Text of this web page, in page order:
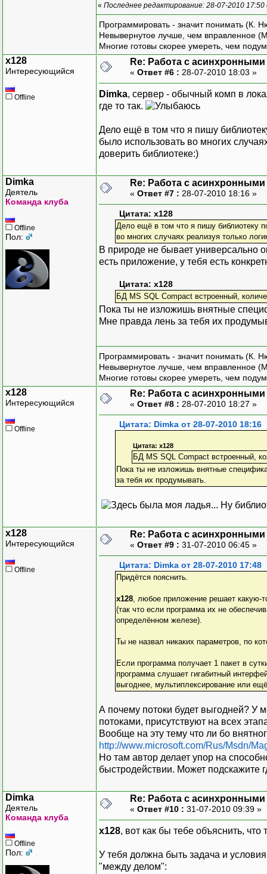
« Последнее редактирование: 28-07-2010
Программировать - значит понимать (К.
Невывернутое лучше, чем вправленное
Многие готовы скорее умереть, чем
x128
Интересующийся
Offline
Re: Работа с асинхронными
« Ответ #6 : 28-07-2010 18:03 »
Dimka, сервер - обычный комп в
где то так.
Дело ещё в том что я пишу
было использовать во многих
доверить библиотеке:)
Dimka
Деятель
Команда клуба
Offline
Пол:
Re: Работа с асинхронными
« Ответ #7 : 28-07-2010 18:16 »
Цитата: x128
Дело ещё в том что я пишу библиотеку
во многих случаях реализуя только
В природе не бывает универсально
есть приложение, у тебя есть
Цитата: x128
БД MS SQL Compact встроенный,
Пока ты не изложишь внятные
Мне правда лень за тебя их
Программировать - значит понимать (К.
Невывернутое лучше, чем вправленное
Многие готовы скорее умереть, чем
x128
Интересующийся
Offline
Re: Работа с асинхронными
« Ответ #8 : 28-07-2010 18:27 »
Цитата: Dimka от 28-07-2010 18:16
Цитата: x128
БД MS SQL Compact встроенный,
Пока ты не изложишь внятные
за тебя их продумывать.
Ну
x128
Интересующийся
Offline
Re: Работа с асинхронными
« Ответ #9 : 31-07-2010 06:45 »
Цитата: Dimka от 28-07-2010 17:48
Придётся пояснить.
x128, любое приложение решает какую-
(так что если программа их не
определённом железе).
Ты не назвал никаких параметров, по
Если программа получает 1 пакет в
программа слушает гигабитный
выгоднее, мультиплексирование или
А почему потоки будет выгодней? У
потоками, присутствуют на всех
Вообще на эту тему что ли бо
http://www.microsoft.com/Rus/Msdn/
Но там автор делает упор на
быстродействии. Может подскажите
Dimka
Деятель
Команда клуба
Offline
Пол:
Re: Работа с асинхронными
« Ответ #10 : 31-07-2010 09:39 »
x128, вот как бы тебе объяснить,
У тебя должна быть задача и
"между делом":